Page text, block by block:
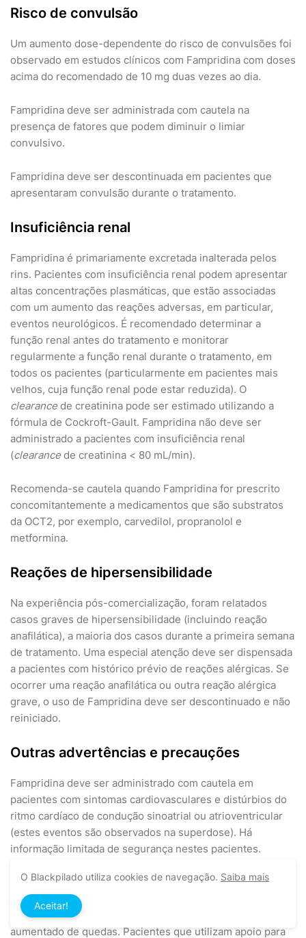
Risco de convulsão
Um aumento dose-dependente do risco de convulsões foi
observado em estudos clínicos com Fampridina com doses
acima do recomendado de 10 mg duas vezes ao dia.
Fampridina deve ser administrada com cautela na
presença de fatores que podem diminuir o limiar
convulsivo.
Fampridina deve ser descontinuada em pacientes que
apresentaram convulsão durante o tratamento.
Insuficiência renal
Fampridina é primariamente excretada inalterada pelos
rins. Pacientes com insuficiência renal podem apresentar
altas concentrações plasmáticas, que estão associadas
com um aumento das reações adversas, em particular,
eventos neurológicos. É recomendado determinar a
função renal antes do tratamento e monitorar
regularmente a função renal durante o tratamento, em
todos os pacientes (particularmente em pacientes mais
velhos, cuja função renal pode estar reduzida). O
clearancede creatinina pode ser estimado utilizando a
fórmula de Cockroft-Gault. Fampridina não deve ser
administrado a pacientes com insuficiência renal
(clearancede creatinina < 80 mL/min).
Recomenda-se cautela quando Fampridina for prescrito
concomitantemente a medicamentos que são substratos
da OCT2, por exemplo, carvedilol, propranolol e
metformina.
Reações de hipersensibilidade
Na experiência pós-comercialização, foram relatados
casos graves de hipersensibilidade (incluindo reação
anafilática), a maioria dos casos durante a primeira semana
de tratamento. Uma especial atenção deve ser dispensada
a pacientes com histórico prévio de reações alérgicas. Se
ocorrer uma reação anafilática ou outra reação alérgica
grave, o uso de Fampridina deve ser descontinuado e não
reiniciado.
Outras advertências e precauções
Fampridina deve ser administrado com cautela em
pacientes com sintomas cardiovasculares e distúrbios do
ritmo cardíaco de condução sinoatrial ou atrioventricular
(estes eventos são observados na superdose). Há
informação limitada de segurança nestes pacientes.
A incidência aumentada de tontura e desordem de
equilíbrio, observados com Fampridina nas primeiras 4 a 8
semanas de tratamento, pode resultar em um risco
aumentado de quedas. Pacientes que utilizam apoio para
O Blackpilado utiliza cookies de navegação. Saiba mais
Aceitar!